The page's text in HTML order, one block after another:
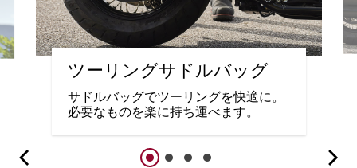
ツーリングサドルバッグ
サドルバッグでツーリングを快適に。
必要なものを楽に持ち運べます。